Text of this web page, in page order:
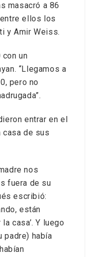
masacró a 86
ellos los
y Amir Weiss.
un
“Llegamos a
pero no
entrar en el
casa de sus
nos
fuera de su
escribió:
están
casa’. Y luego
padre) había